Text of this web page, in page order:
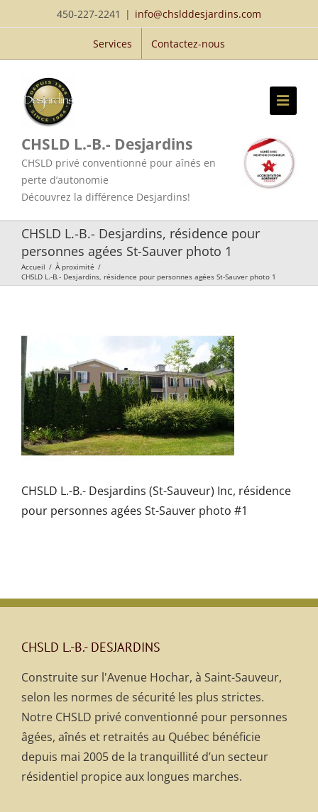
au
450-227-2241 | info@chslddesjardins.com
Services Contactez-nous
CHSLD L.-B.- Desjardins
CHSLD privé conventionné pour aînés en
perte d’autonomie
Découvrez la différence Desjardins!
CHSLD L.-B.- Desjardins, résidence pour
personnes agées St-Sauver photo 1
Accueil / À proximité /
CHSLD L.-B.- Desjardins, résidence pour personnes agées St-Sauver photo 1
CHSLD L.-B.- Desjardins (St-Sauveur) Inc, résidence
pour personnes agées St-Sauver photo #1
CHSLD L.-B.- DESJARDINS
Construite sur l'Avenue Hochar, à Saint-Sauveur,
selon les normes de sécurité les plus strictes.
Notre CHSLD privé conventionné pour personnes
âgées, aînés et retraités au Québec bénéficie
depuis mai 2005 de la tranquillité d’un secteur
résidentiel propice aux longues marches.